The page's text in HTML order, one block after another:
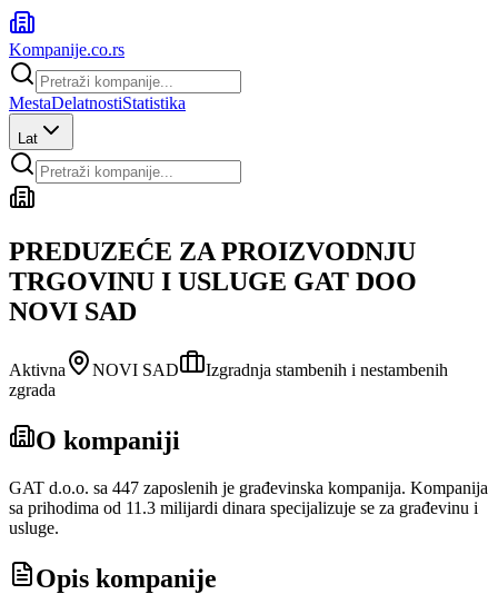
Kompanije.co.rs
MestaDelatnostiStatistika
Lat
PREDUZEĆE ZA PROIZVODNJU
TRGOVINU I USLUGE GAT DOO
NOVI SAD
Aktivna NOVI SAD
Izgradnja stambenih i nestambenih
zgrada
O kompaniji
GAT d.o.o. sa 447 zaposlenih je građevinska kompanija. Kompanija
sa prihodima od 11.3 milijardi dinara specijalizuje se za građevinu i
usluge.
Opis kompanije